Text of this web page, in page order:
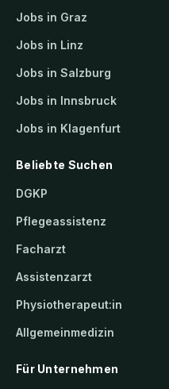
Jobs in Graz
Jobs in Linz
Jobs in Salzburg
Jobs in Innsbruck
Jobs in Klagenfurt
Beliebte Suchen
DGKP
Pflegeassistenz
Facharzt
Assistenzarzt
Physiotherapeut:in
Allgemeinmedizin
Für Unternehmen